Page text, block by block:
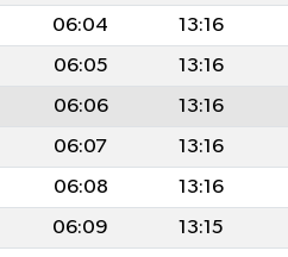
06:04 13:16
06:05 13:16
06:06 13:16
06:07 13:16
06:08 13:16
06:09 13:15